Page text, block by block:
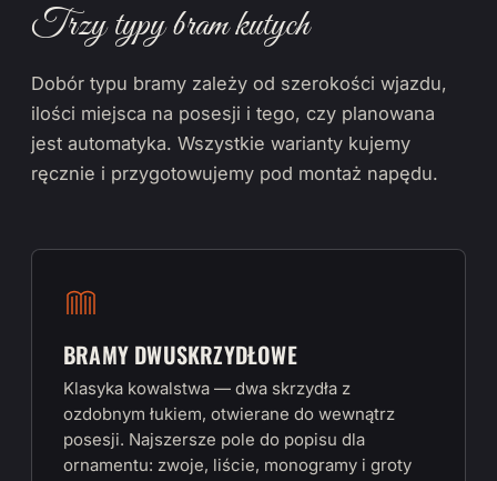
Trzy typy bram kutych
Dobór typu bramy zależy od szerokości wjazdu,
ilości miejsca na posesji i tego, czy planowana
jest automatyka. Wszystkie warianty kujemy
ręcznie i przygotowujemy pod montaż napędu.
BRAMY DWUSKRZYDŁOWE
Klasyka kowalstwa — dwa skrzydła z
ozdobnym łukiem, otwierane do wewnątrz
posesji. Najszersze pole do popisu dla
ornamentu: zwoje, liście, monogramy i groty